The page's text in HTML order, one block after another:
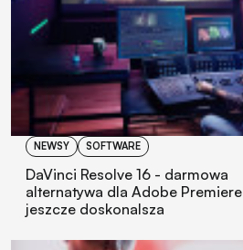
NEWSY SOFTWARE
DaVinci Resolve 16 - darmowa
alternatywa dla Adobe Premiere
jeszcze doskonalsza